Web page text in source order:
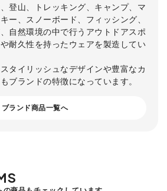
登山、トレッキング、キャンプ、マ
ー、スノーボード、フィッシング、
自然環境の中で行うアウトドアスポ
耐久性を持ったウェアを製造してい
タイリッシュなデザインや豊富なカ
ブランドの特徴になっています。
ブランド商品一覧へ